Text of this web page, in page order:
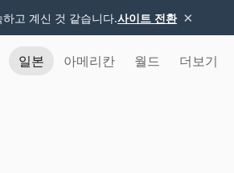
고 계신 것 같습니다.사이트 전환 ×
일본 아메리칸 월드 더보기